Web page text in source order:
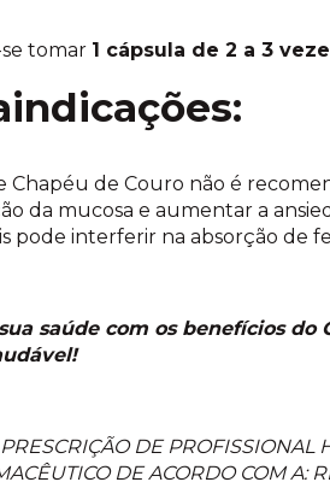
tomar 1 cápsula de 2 a 3
Chapéu de Couro não é
da mucosa e aumentar a
pode interferir na absorção de
saúde com os benefícios
DE PROFISSIONAL
DE ACORDO COM A: